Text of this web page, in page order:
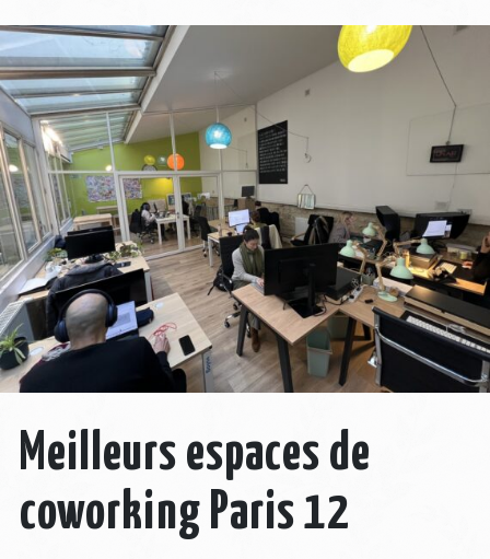
Meilleurs espaces de
coworking Paris 12